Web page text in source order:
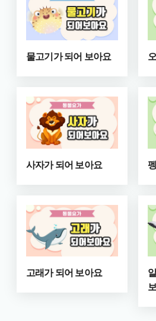
물고기가 되어 보아요
사자가 되어 보아요
고래가 되어 보아요